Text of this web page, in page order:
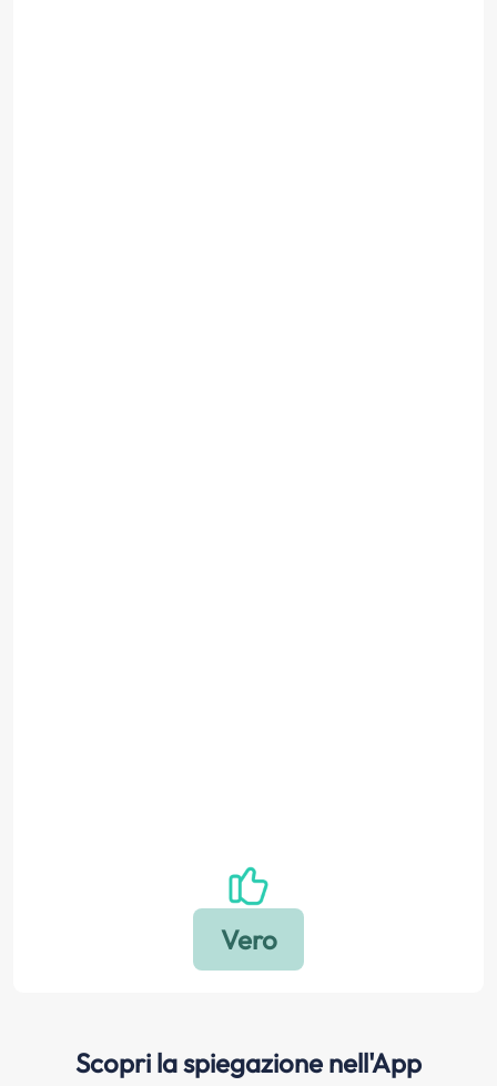
Scopri la spiegazione nell'App